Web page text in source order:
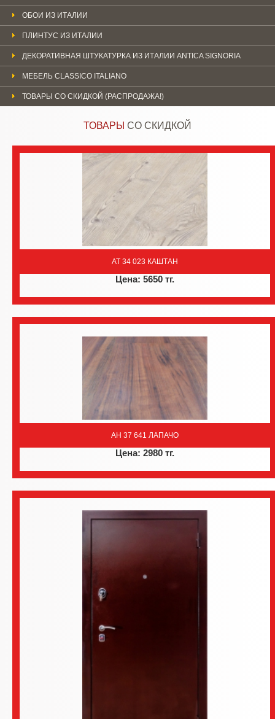
ОБОИ ИЗ ИТАЛИИ
ПЛИНТУС ИЗ ИТАЛИИ
ДЕКОРАТИВНАЯ ШТУКАТУРКА ИЗ ИТАЛИИ ANTICA SIGNORIA
МЕБЕЛЬ CLASSICO ITALIANO
ТОВАРЫ СО СКИДКОЙ (РАСПРОДАЖА!)
ТОВАРЫ СО СКИДКОЙ
AT 34 023 КАШТАН
Цена: 5650 тг.
AH 37 641 ЛАПАЧО
Цена: 2980 тг.